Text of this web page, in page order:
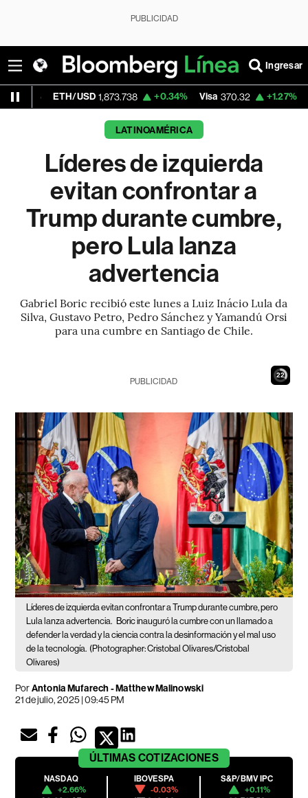
PUBLICIDAD
Ingresar
1,873.738 +0.34% Visa 370.32 +1.27% MercadoLibre
LATINOAMÉRICA
Líderes de izquierda
evitan confrontar a
Trump durante cumbre,
pero Lula lanza
advertencia
Gabriel Boric recibió este lunes a Luiz Inácio Lula da
Silva, Gustavo Petro, Pedro Sánchez y Yamandú Orsi
para una cumbre en Santiago de Chile.
21
PUBLICIDAD
Líderes de izquierda evitan confrontar a Trump durante cumbre, pero
Lula lanza advertencia. Boric inauguró la cumbre con un llamado a
defender la verdad y la ciencia contra la desinformación y el mal uso
de la tecnología. (Photographer: Cristobal Olivares/Cristobal
Olivares)
PorAntonia Mufarech - Matthew Malinowski
21 de julio, 2025 | 09:45 PM
ÚLTIMAS COTIZACIONES
NASDAQ
+2.66%
IBOVESPA
-0.03%
S&P/BMV IPC
+0.11%